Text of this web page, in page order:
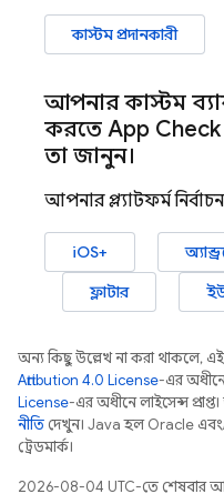
কাস্টম প্রদানকারী
আপনার কাস্টম
করতে App Check
তা জানুন।
আপনার প্ল্যাটফর্ম
iOS+
ফ্লাটার
অন্য কিছু উল্লেখ না করা থাকলে, এই
Attribution 4.0 License-এর
License-এর অধীনে লাইসেন্স
নীতি দেখুন। Java হল Oracle এবং/
ট্রেডমার্ক।
2026-08-04 UTC-তে শেষবার